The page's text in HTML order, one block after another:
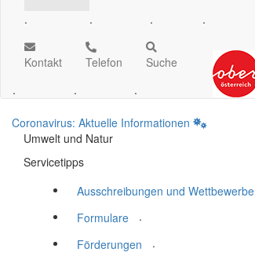
.
.
.
.
Kontakt
.
Telefon
.
Suche
.
Coronavirus: Aktuelle Informationen
Umwelt und Natur
Servicetipps
Ausschreibungen und Wettbewerbe
Formulare
.
Förderungen
.